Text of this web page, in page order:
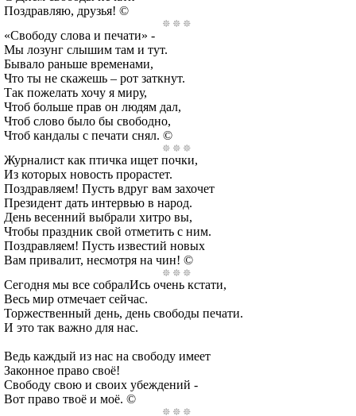
Поздравляю, друзья! ©
«Свободу слова и печати» -
Мы лозунг слышим там и тут.
Бывало раньше временами,
Что ты не скажешь – рот заткнут.
Так пожелать хочу я миру,
Чтоб больше прав он людям дал,
Чтоб слово было бы свободно,
Чтоб кандалы с печати снял. ©
Журналист как птичка ищет почки,
Из которых новость прорастет.
Поздравляем! Пусть вдруг вам захочет
Президент дать интервью в народ.
День весенний выбрали хитро вы,
Чтобы праздник свой отметить с ним.
Поздравляем! Пусть известий новых
Вам привалит, несмотря на чин! ©
Сегодня мы все собралИсь очень кстати,
Весь мир отмечает сейчас.
Торжественный день, день свободы печати.
И это так важно для нас.
Ведь каждый из нас на свободу имеет
Законное право своё!
Свободу свою и своих убеждений -
Вот право твоё и моё. ©